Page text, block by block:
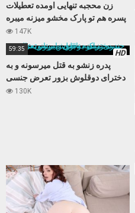
زن محجبه تنهایی اومده تعطیلات
پسره هم تو پارک مخشو میزنه میبره
خونه و کوس تپلش رو میکنه
147K
HD
59:35
پدره زنشو به قتل میرسونه و به
دخترای دوقلوش بزور تعرض جنسی
میکنه تابوی داستانی عالی
130K